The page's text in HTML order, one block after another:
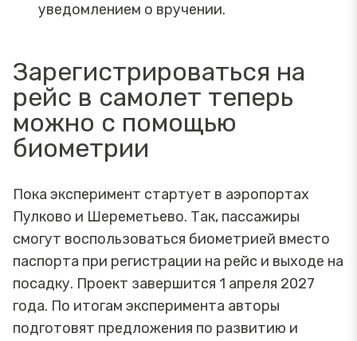
уведомлением о вручении.
Зарегистрироваться на
рейс в самолет теперь
можно с помощью
биометрии
Пока эксперимент стартует в аэропортах
Пулково и Шереметьево. Так, пассажиры
смогут воспользоваться биометрией вместо
паспорта при регистрации на рейс и выходе на
посадку. Проект завершится 1 апреля 2027
года. По итогам эксперимента авторы
подготовят предложения по развитию и